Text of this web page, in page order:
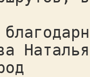
Наталья